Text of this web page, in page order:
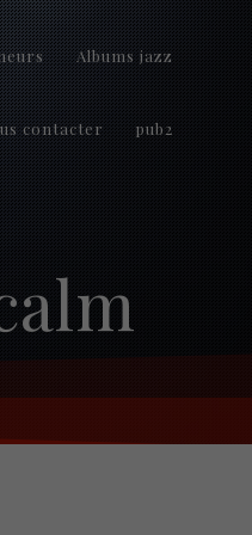
Albums jazz
contacter pub2